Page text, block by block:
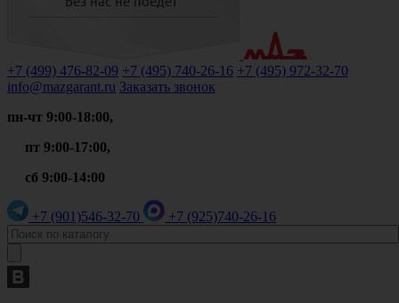
+7 (499) 476-82-09 +7 (495) 740-26-16 +7 (495) 972-32-70
info@mazgarant.ru Заказать звонок
пн-чт 9:00-18:00,
пт 9:00-17:00,
сб 9:00-14:00
+7 (901)546-32-70 +7 (925)740-26-16